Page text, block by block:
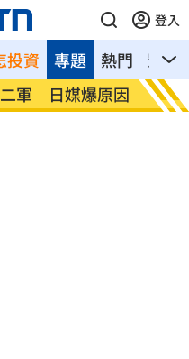
登入
投資 熱門 影音
專題
崔傘跳完秒害羞
蔡壁
易